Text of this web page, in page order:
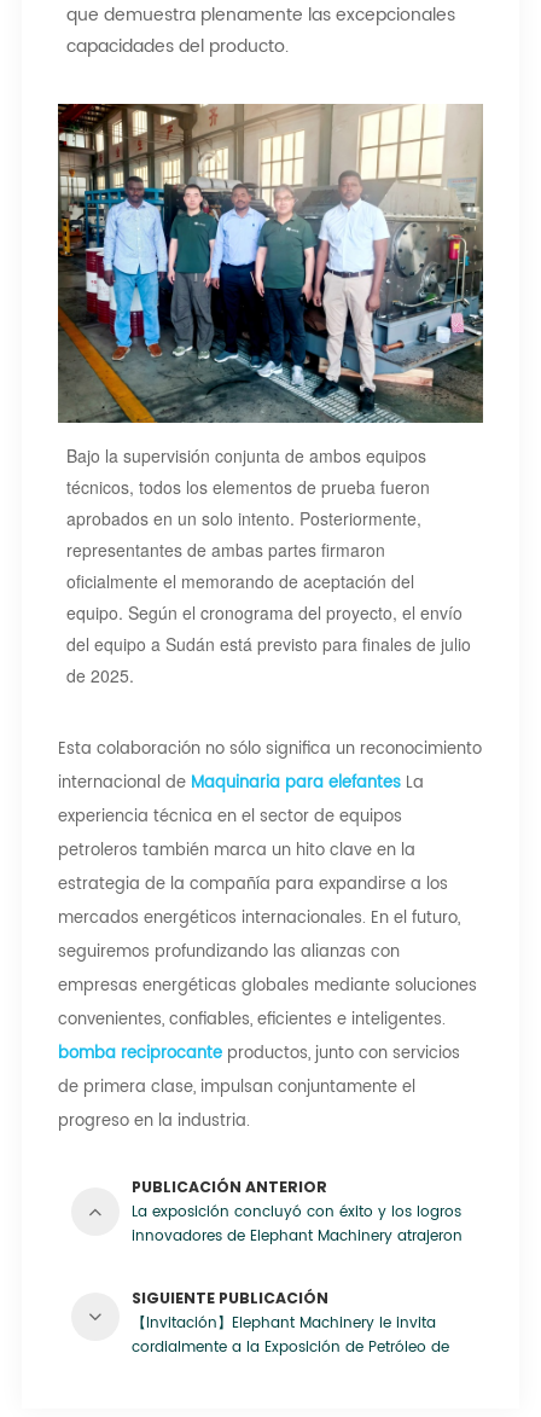
que demuestra plenamente las excepcionales
capacidades del producto.
Bajo la supervisión conjunta de ambos equipos
técnicos, todos los elementos de prueba fueron
aprobados en un solo intento. Posteriormente,
representantes de ambas partes firmaron
oficialmente el memorando de aceptación del
equipo. Según el cronograma del proyecto, el envío
del equipo a Sudán está previsto para finales de julio
de 2025.
Esta colaboración no sólo significa un reconocimiento
internacional de Maquinaria para elefantesLa
experiencia técnica en el sector de equipos
petroleros también marca un hito clave en la
estrategia de la compañía para expandirse a los
mercados energéticos internacionales. En el futuro,
seguiremos profundizando las alianzas con
empresas energéticas globales mediante soluciones
convenientes, confiables, eficientes e inteligentes.
bomba reciprocanteproductos, junto con servicios
de primera clase, impulsan conjuntamente el
progreso en la industria.
PUBLICACIÓN ANTERIOR
La exposición concluyó con éxito y los logros
innovadores de Elephant Machinery atrajeron
SIGUIENTE PUBLICACIÓN
【Invitación】Elephant Machinery le invita
cordialmente a la Exposición de Petróleo de